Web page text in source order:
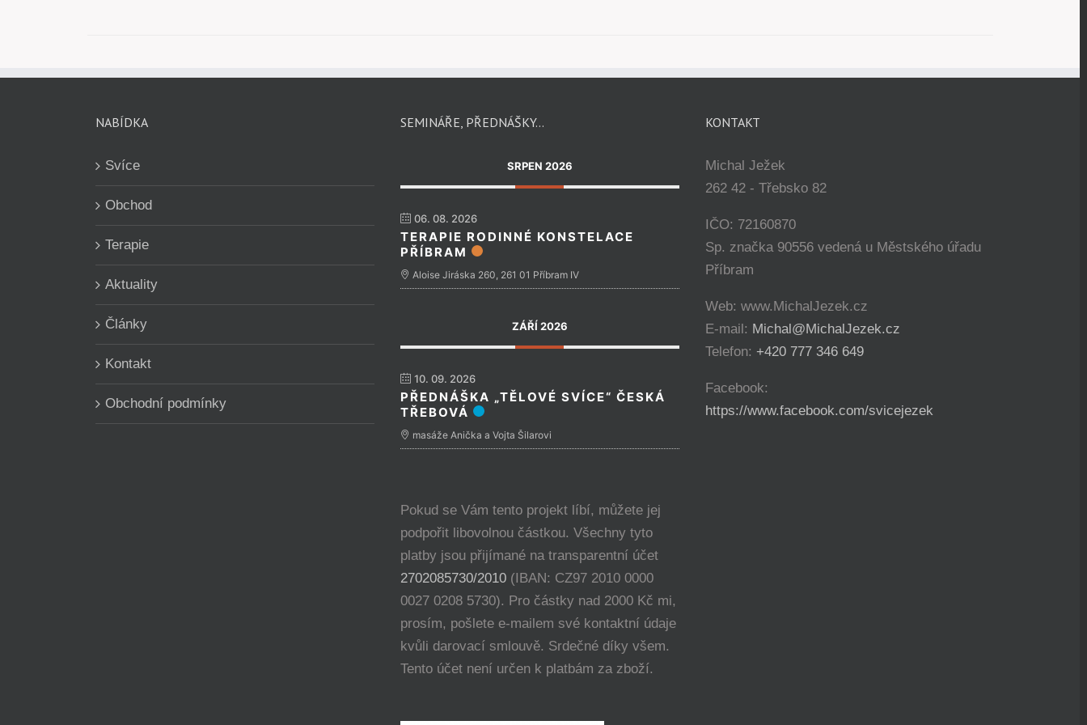
NABÍDKA
Svíce
Obchod
Terapie
Aktuality
Články
Kontakt
Obchodní podmínky
SEMINÁŘE, PŘEDNÁŠKY…
SRPEN 2026
06. 08. 2026
TERAPIE RODINNÉ KONSTELACE
PŘÍBRAM
Aloise Jiráska 260, 261 01 Příbram IV
ZÁŘÍ 2026
10. 09. 2026
PŘEDNÁŠKA „TĚLOVÉ SVÍCE“ ČESKÁ
TŘEBOVÁ
masáže Anička a Vojta Šilarovi
Pokud se Vám tento projekt líbí, můžete jej
podpořit libovolnou částkou. Všechny tyto
platby jsou přijímané na transparentní účet
2702085730/2010(IBAN: CZ97 2010 0000
0027 0208 5730). Pro částky nad 2000 Kč mi,
prosím, pošlete e-mailem své kontaktní údaje
kvůli darovací smlouvě. Srdečné díky všem.
Tento účet není určen k platbám za zboží.
KONTAKT
Michal Ježek
262 42 - Třebsko 82
IČO: 72160870
Sp. značka 90556 vedená u Městského úřadu
Příbram
Web: www.MichalJezek.cz
E-mail: Michal@MichalJezek.cz
Telefon: +420 777 346 649
Facebook:
https://www.facebook.com/svicejezek